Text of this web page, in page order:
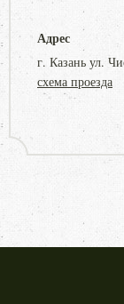
Адрес
г. Казань ул.
схема проезда